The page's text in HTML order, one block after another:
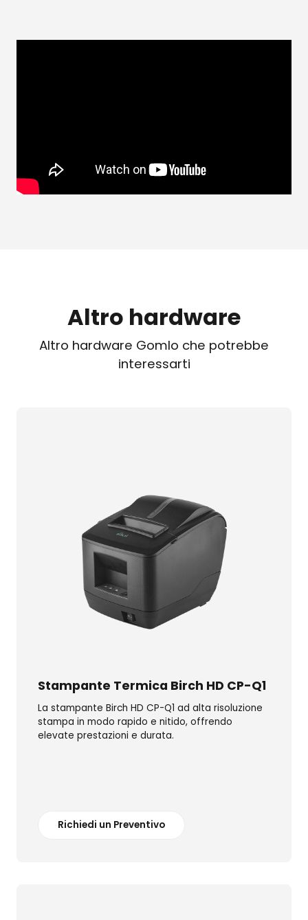
Altro hardware
Altro hardware Gomlo che potrebbe
interessarti
Stampante Termica Birch HD CP-Q1
La stampante Birch HD CP-Q1 ad alta risoluzione
stampa in modo rapido e nitido, offrendo
elevate prestazioni e durata.
Richiedi un Preventivo